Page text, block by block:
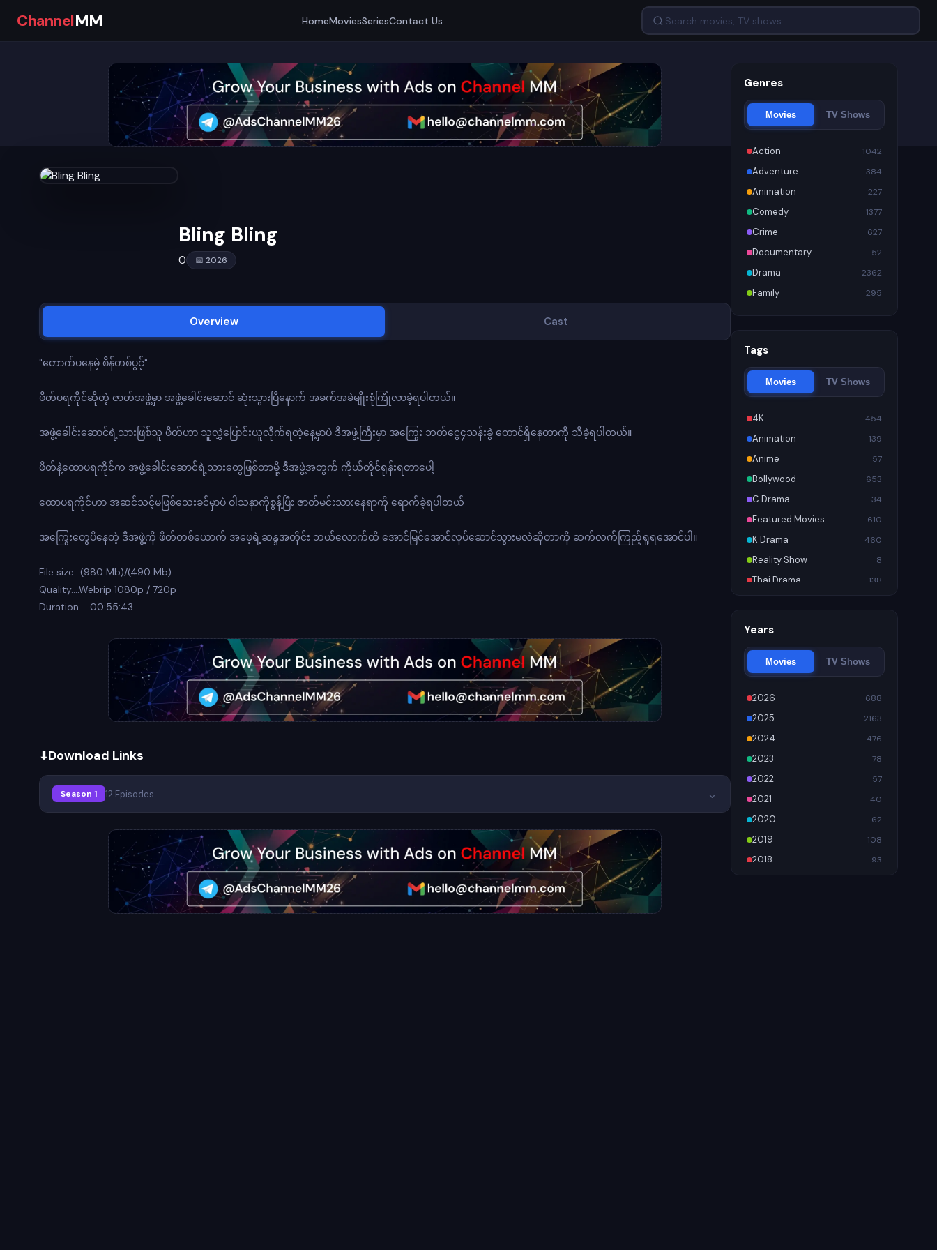
ChannelMM HomeMoviesSeriesContact Us
Bling Bling
0 📅 2026
Overview Cast
"တောက်ပနေမဲ့ စိန်တစ်ပွင့်"
ဖိတ်ပရကိုင်ဆိုတဲ့ ဇာတ်အဖွဲ့မှာ အဖွဲ့ခေါင်းဆောင် ဆုံးသွားပြီနောက် အခက်အခဲမျိုးစုံကြုံလာခဲ့ရပါတယ်။
အဖွဲ့ခေါင်းဆောင်ရဲ့သားဖြစ်သူ ဖိတ်ဟာ သူလွှဲပြောင်းယူလိုက်ရတဲ့နေ့မှာပဲ ဒီအဖွဲ့ကြီးမှာ အကြွေး ဘတ်ငွေ၄သန်းခွဲ တောင်ရှိနေတာကို သိခဲ့ရပါတယ်။
ဖိတ်နဲ့ထောပရကိုင်က အဖွဲ့ခေါင်းဆောင်ရဲ့သားတွေဖြစ်တာမို့ ဒီအဖွဲ့အတွက် ကိုယ်တိုင်ရုန်းရတာပေါ့
ထောပရကိုင်ဟာ အဆင်သင့်မဖြစ်သေးခင်မှာပဲ ဝါသနာကိုစွန့်ပြီး ဇာတ်မင်းသားနေရာကို ရောက်ခဲ့ရပါတယ်
အကြွေးတွေပိနေတဲ့ ဒီအဖွဲ့ကို ဖိတ်တစ်ယောက် အဖေ့ရဲ့ဆန္ဒအတိုင်း ဘယ်လောက်ထိ အောင်မြင်အောင်လုပ်ဆောင်သွားမလဲဆိုတာကို ဆက်လက်ကြည့်ရှုရအောင်ပါ။
File size…(980 Mb)/(490 Mb)
Quality….Webrip 1080p / 720p
Duration…. 00:55:43
Download Links
Season 1 12 Episodes ⌄
Genres
Movies TV Shows
Action 1042
Adventure 384
Animation 227
Comedy 1377
Crime 627
Documentary 52
Drama 2362
Family 295
Tags
Movies TV Shows
4K 454
Animation 139
Anime 57
Bollywood 653
C Drama 34
Featured Movies 610
K Drama 460
Reality Show 8
Thai Drama 138
Years
Movies TV Shows
2026 688
2025 2163
2024 476
2023 78
2022 57
2021 40
2020 62
2019 108
2018 93